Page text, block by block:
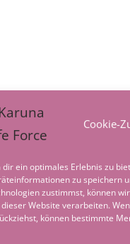
Cookie-
dir ein optimales Erlebnis zu
zu speichern
zustimmst, können
Website verarbeiten.
können bestimmte